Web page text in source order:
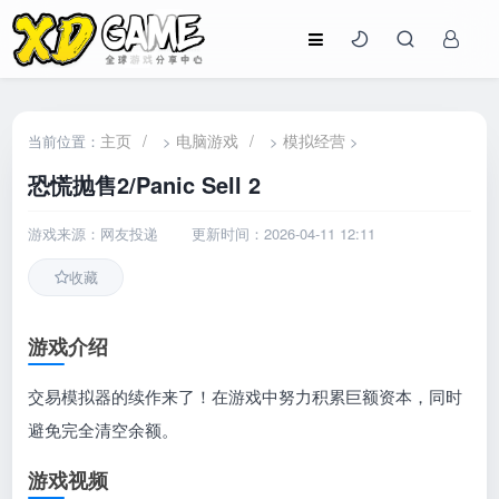
当前位置： 主页 / > 电脑游戏 / >模拟经营 >
恐慌抛售2/Panic Sell 2
游戏来源：网友投递 更新时间：2026-04-11 12:11
收藏
游戏介绍
交易模拟器的续作来了！在游戏中努力积累巨额资本，同时
避免完全清空余额。
游戏视频